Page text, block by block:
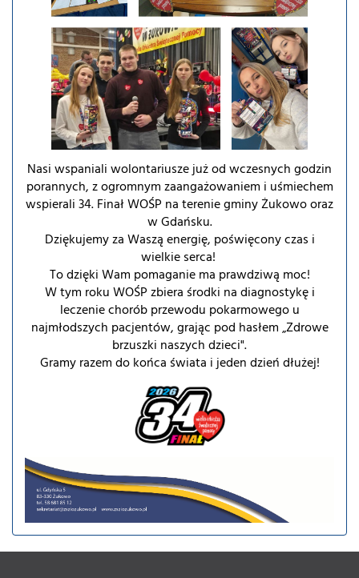
Nasi wspaniali wolontariusze już od wczesnych godzin
porannych, z ogromnym zaangażowaniem i uśmiechem
wspierali 34. Finał WOŚP na terenie gminy Żukowo oraz
w Gdańsku.
Dziękujemy za Waszą energię, poświęcony czas i
wielkie serca!
To dzięki Wam pomaganie ma prawdziwą moc!
W tym roku WOŚP zbiera środki na diagnostykę i
leczenie chorób przewodu pokarmowego u
najmłodszych pacjentów, grając pod hasłem „Zdrowe
brzuszki naszych dzieci".
Gramy razem do końca świata i jeden dzień dłużej!